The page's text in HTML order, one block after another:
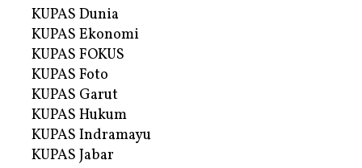
KUPAS Dunia
KUPAS Ekonomi
KUPAS FOKUS
KUPAS Foto
KUPAS Garut
KUPAS Hukum
KUPAS Indramayu
KUPAS Jabar